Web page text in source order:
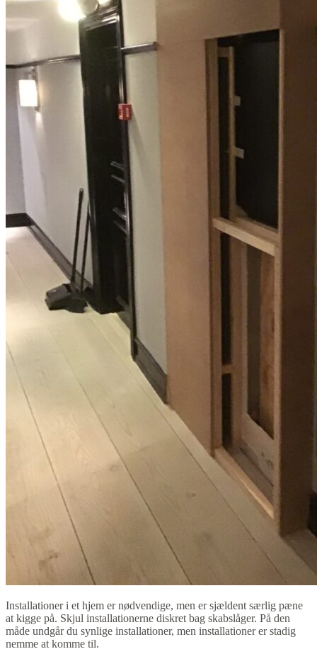
Installationer i et hjem er nødvendige, men er sjældent særlig pæne
at kigge på. Skjul installationerne diskret bag skabslåger. På den
måde undgår du synlige installationer, men installationer er stadig
nemme at komme til.